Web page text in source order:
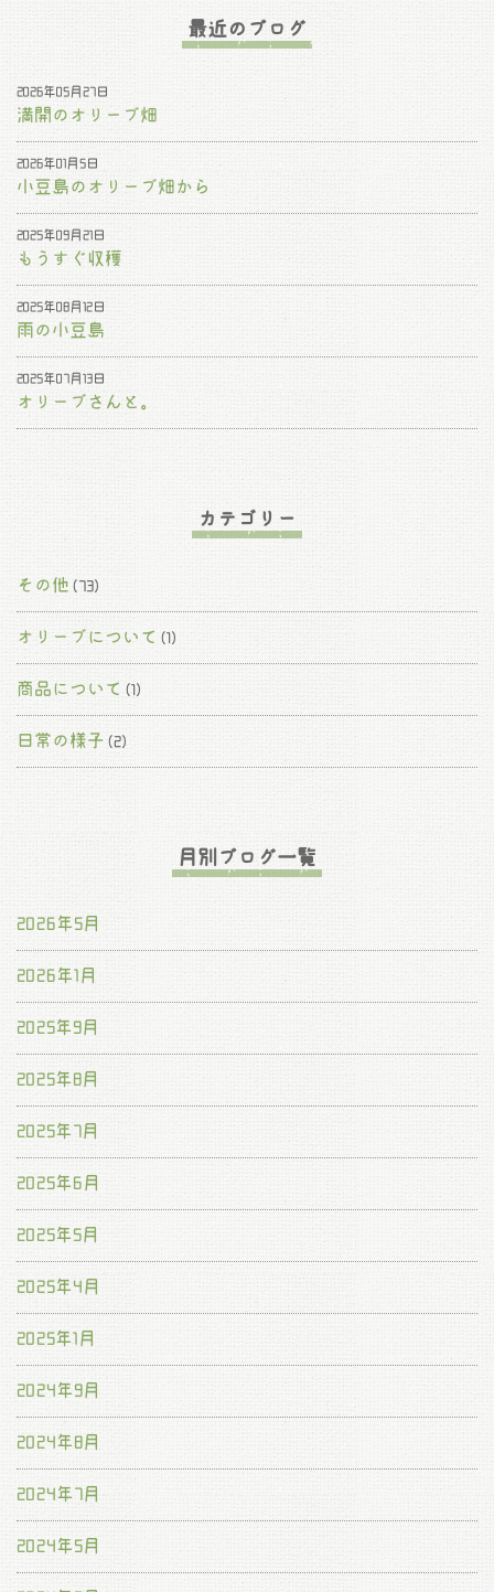
最近のブログ
2026年05月27日
満開のオリーブ畑
2026年01月5日
小豆島のオリーブ畑から
2025年09月21日
もうすぐ収穫
2025年08月12日
雨の小豆島
2025年07月13日
オリーブさんと。
カテゴリー
その他 (73)
オリーブについて (1)
商品について (1)
日常の様子 (2)
月別ブログ一覧
2026年5月
2026年1月
2025年9月
2025年8月
2025年7月
2025年6月
2025年5月
2025年4月
2025年1月
2024年9月
2024年8月
2024年7月
2024年5月